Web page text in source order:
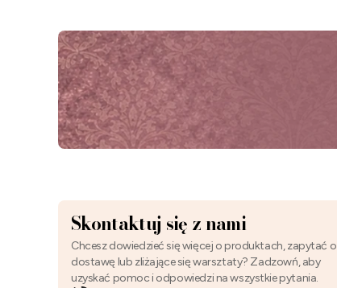
Skontaktuj się z nami
Chcesz dowiedzieć się więcej o produktach, zapytać o
dostawę lub zliżające się warsztaty? Zadzowń, aby
uzyskać pomoc i odpowiedzi na wszystkie pytania.